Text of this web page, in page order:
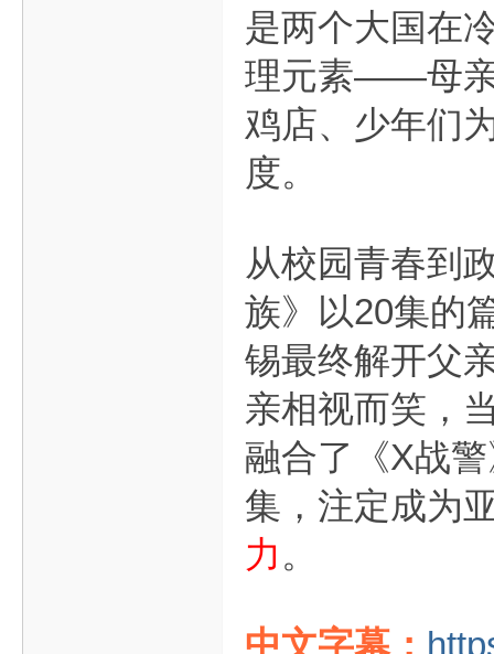
是两个大国在
理元素——母亲
鸡店、少年们
度。
从校园青春到
族》以20集的
锡最终解开父
亲相视而笑，
融合了《X战
集，注定成为
力 。
中文字幕：